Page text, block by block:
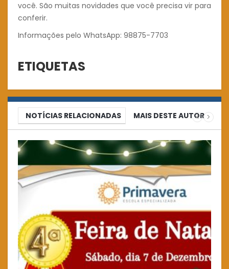
você. São muitas novidades que você precisa vir para
conferir.
Informações pelo WhatsApp: 98875-7703
ETIQUETAS
NOTÍCIAS RELACIONADAS MAIS DESTE AUTOR